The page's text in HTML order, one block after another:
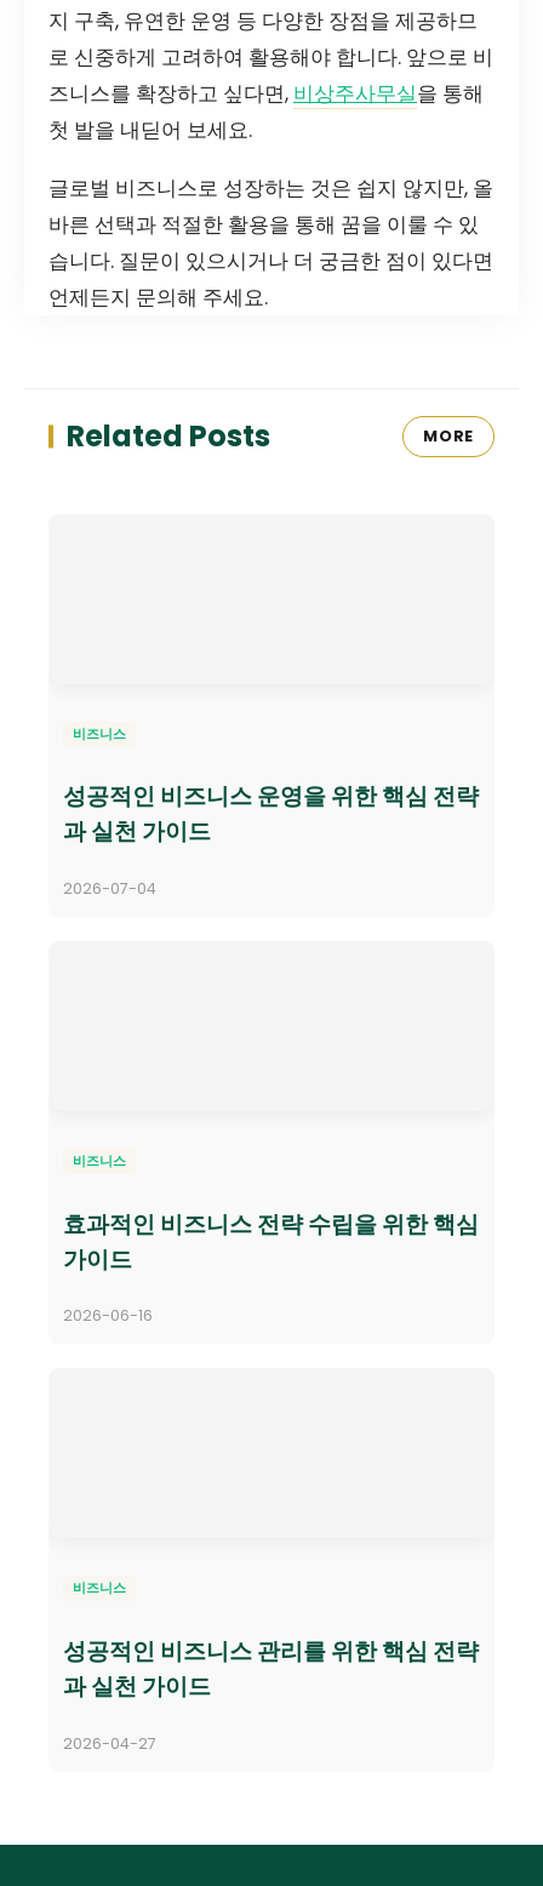
지 구축, 유연한 운영 등 다양한 장점을 제공하므
로 신중하게 고려하여 활용해야 합니다. 앞으로 비
즈니스를 확장하고 싶다면, 비상주사무실을 통해
첫 발을 내딛어 보세요.
글로벌 비즈니스로 성장하는 것은 쉽지 않지만, 올
바른 선택과 적절한 활용을 통해 꿈을 이룰 수 있
습니다. 질문이 있으시거나 더 궁금한 점이 있다면
언제든지 문의해 주세요.
Related Posts MORE
비즈니스
성공적인 비즈니스 운영을 위한 핵심 전략
과 실천 가이드
2026-07-04
비즈니스
효과적인 비즈니스 전략 수립을 위한 핵심
가이드
2026-06-16
비즈니스
성공적인 비즈니스 관리를 위한 핵심 전략
과 실천 가이드
2026-04-27